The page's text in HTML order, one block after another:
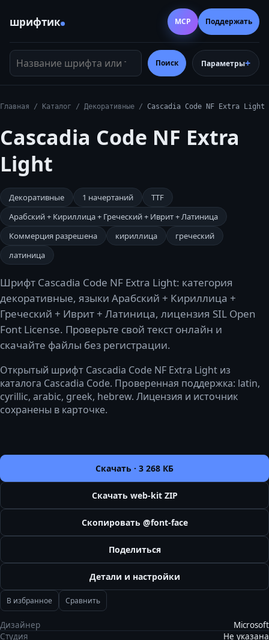
шрифтик
Название шрифта или тег
Поиск Параметры
MCP Поддержать
Главная / Каталог / Декоративные / Cascadia Code NF Extra Light
Cascadia Code NF Extra
Light
Декоративные 1 начертаний
TTF
Арабский + Кириллица + Греческий + Иврит + Латиница
Коммерция разрешена
кириллица
греческий
латиница
Шрифт Cascadia Code NF Extra Light: категория
декоративные, языки Арабский + Кириллица +
Греческий + Иврит + Латиница, лицензия SIL Open
Font License. Проверьте свой текст онлайн и
скачайте файлы без регистрации.
Открытый шрифт Cascadia Code NF Extra Light из
каталога Cascadia Code. Проверенная поддержка: latin,
cyrillic, arabic, greek, hebrew. Лицензия и источник
сохранены в карточке.
Скачать · 3 268 КБ
Скачать web-kit ZIP
Скопировать @font-face
Поделиться
Детали и настройки
В избранное Сравнить
Дизайнер
Microsoft
Студия
Не указана